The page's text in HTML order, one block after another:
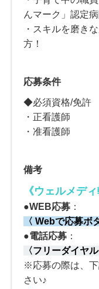
んマーク」認定病
・スキルを磨き
方！
応募条件
◆必須資格/免許
・正看護師
・准看護師
備考
《ウェルメデ
●WEB応募 ：
〈 Webで応募ボ
●電話応募 ：
〈フリーダイヤル
※応募の際は、
さい♪